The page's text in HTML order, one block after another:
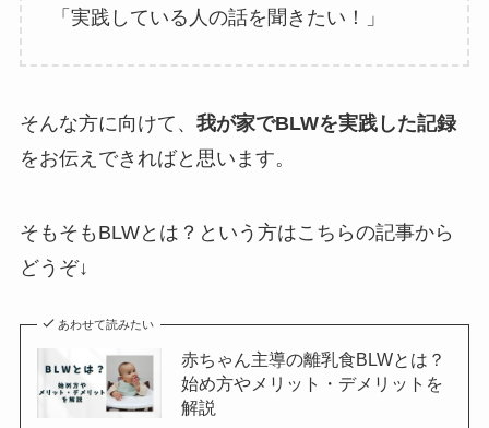
「実践している人の話を聞きたい！」
そんな方に向けて、 我が家でBLWを実践した記録
をお伝えできればと思います。
そもそもBLWとは？という方はこちらの記事から
どうぞ↓
あわせて読みたい
赤ちゃん主導の離乳食BLWとは？
始め方やメリット・デメリットを
解説